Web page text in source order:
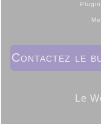
Contactez le
Le